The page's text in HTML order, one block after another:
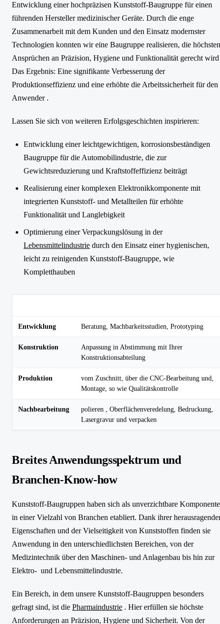
Entwicklung einer hochpräzisen Kunststoff-Baugruppe für einen
führenden Hersteller medizinischer Geräte. Durch die enge
Zusammenarbeit mit dem Kunden und den Einsatz modernster
Technologien konnten wir eine Baugruppe realisieren, die höchsten
Ansprüchen an Präzision, Hygiene und Funktionalität gerecht
Das Ergebnis: Eine signifikante Verbesserung der
Produktionseffizienz und eine erhöhte die Arbeitssicherheit für den
Anwender .
Lassen Sie sich von weiteren Erfolgsgeschichten inspirieren:
Entwicklung einer leichtgewichtigen, korrosionsbeständigen
Baugruppe für die Automobilindustrie, die zur
Gewichtsreduzierung und Kraftstoffeffizienz beiträgt
Realisierung einer komplexen Elektronikkomponente mit
integrierten Kunststoff- und Metallteilen für erhöhte
Funktionalität und Langlebigkeit
Optimierung einer Verpackungslösung in der
Lebensmittelindustrie durch den Einsatz einer hygienischen,
leicht zu reinigenden Kunststoff-Baugruppe, wie
Kompletthauben
Entwicklung Beratung, Machbarkeitsstudien, Prototyping
Konstruktion
Anpassung in Abstimmung mit Ihrer
Konstruktionsabteilung
Produktion
vom Zuschnitt, über die CNC-Bearbeitung und,
Montage, so wie Qualitätskontrolle
Nachbearbeitung
polieren , Oberflächenveredelung, Bedruckung,
Lasergravur und verpacken
Breites Anwendungsspektrum und
Branchen-Know-how
Kunststoff-Baugruppen haben sich als unverzichtbare
in einer Vielzahl von Branchen etabliert. Dank ihrer
Eigenschaften und der Vielseitigkeit von Kunststoffen finden sie
Anwendung in den unterschiedlichsten Bereichen, von der
Medizintechnik über den Maschinen- und Anlagenbau bis hin zur
Elektro- und Lebensmittelindustrie.
Ein Bereich, in dem unsere Kunststoff-Baugruppen besonders
gefragt sind, ist die Pharmaindustrie . Hier erfüllen sie höchste
Anforderungen an Präzision, Hygiene und Sicherheit. Von der